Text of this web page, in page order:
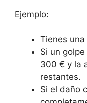
Ejemplo:
Tienes
Si un
300 € y la
restantes.
Si el daño